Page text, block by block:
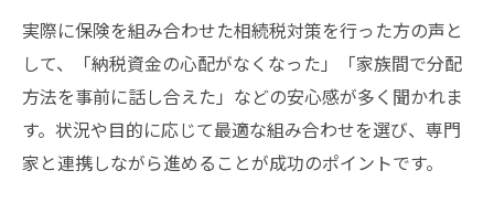
実際に保険を組み合わせた相続税対策を行った方の声と
して、「納税資金の心配がなくなった」「家族間で分配
方法を事前に話し合えた」などの安心感が多く聞かれま
す。状況や目的に応じて最適な組み合わせを選び、専門
家と連携しながら進めることが成功のポイントです。